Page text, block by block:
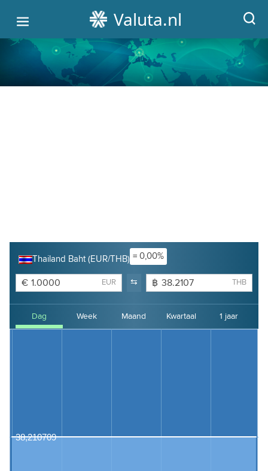
Valuta.nl
ALLE WISSELKOERSEN
Thailand Baht (EUR/THB) = 0,00%
€ EUR ⇆ ฿ THB
Dag Week Maand Kwartaal 1 jaar
38,210709